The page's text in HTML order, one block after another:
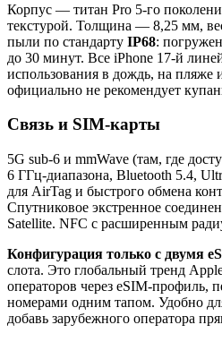
Корпус — титан Pro 5-го
текстурой. Толщина — 8,25 мм,
пыли по стандарту IP68:
до 30 минут. Все iPhone 17-й
использования в дождь, на пляже
официально не рекомендует
Связь и SIM-карты
5G sub-6 и mmWave (там, где
6 ГГц-диапазона, Bluetooth 5.4,
для AirTag и быстрого обмена
Спутниковое экстренное
Satellite. NFC с расширенным
Конфигурация только с двумя
слота. Это глобальный тренд
операторов через eSIM-профиль,
номерами одним тапом. Удобно
добавь зарубежного оператора